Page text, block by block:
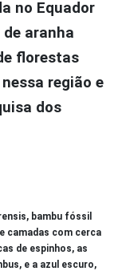
no Equador
aranha
florestas
região e
dos
bambu fóssil
camadas com cerca
de espinhos, as
e a azul escuro,